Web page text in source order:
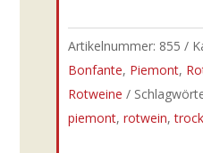
Artikelnummer: 855
Bonfante, Piemont,
Rotweine
piemont, rotwein,